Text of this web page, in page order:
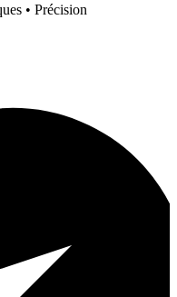
• Précision